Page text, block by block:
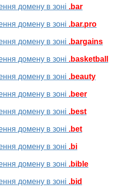
домену в зоні .bar
домену в зоні .bar.pro
домену в зоні .bargains
домену в зоні .basketball
домену в зоні .beauty
домену в зоні .beer
домену в зоні .best
домену в зоні .bet
домену в зоні .bi
домену в зоні .bible
домену в зоні .bid